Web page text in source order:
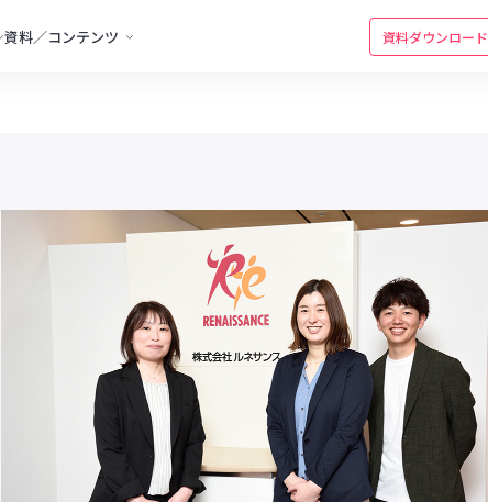
資料／コンテンツ 資料ダウンロード